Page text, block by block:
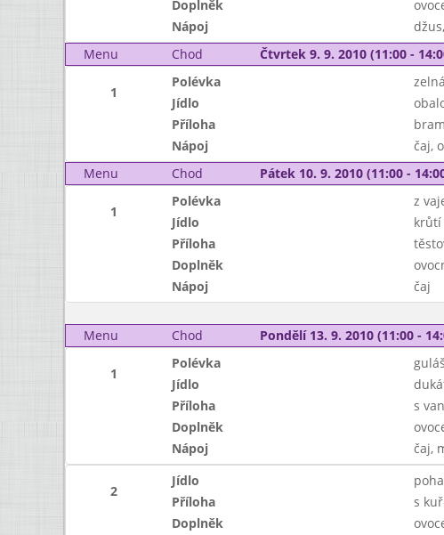
Doplněk
Nápoj
Menu
Chod Čtvrtek 9. 9. 2010 (11:00 -
1
Polévka
Jídlo
Příloha
Nápoj
čaj,
Menu
Chod Pátek 10. 9. 2010 (11:00 -
1
Polévka
z
Jídlo
krůtí
Příloha
Doplněk
Nápoj
čaj
Menu
Chod Pondělí 13. 9. 2010 (11:00 -
1
Polévka
Jídlo
Příloha
s
Doplněk
Nápoj
čaj,
2
Jídlo
Příloha
s
Doplněk